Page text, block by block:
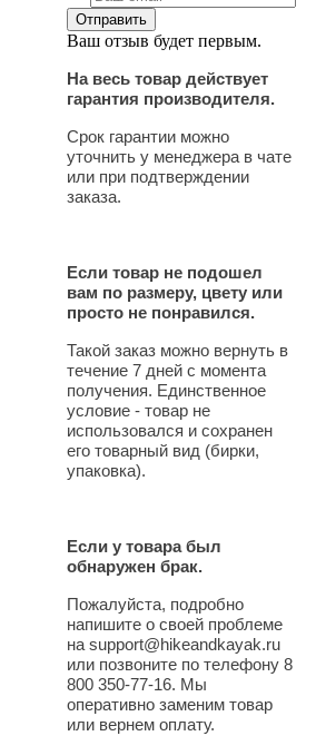
Ваш отзыв будет первым.
На весь товар действует
гарантия производителя.
Срок гарантии можно
уточнить у менеджера в чате
или при подтверждении
заказа.
Если товар не подошел
вам по размеру, цвету или
просто не понравился.
Такой заказ можно вернуть в
течение 7 дней с момента
получения. Единственное
условие - товар не
использовался и сохранен
его товарный вид (бирки,
упаковка).
Если у товара был
обнаружен брак.
Пожалуйста, подробно
напишите о своей проблеме
на support@hikeandkayak.ru
или позвоните по телефону 8
800 350-77-16. Мы
оперативно заменим товар
или вернем оплату.